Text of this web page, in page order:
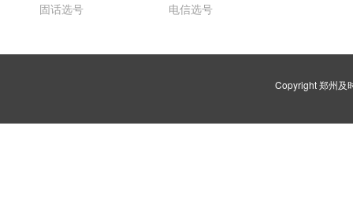
固话选号
电信选号
Copyright 郑州及